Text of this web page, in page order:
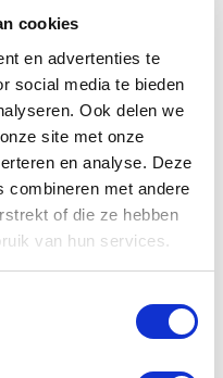
cookies
en advertenties te
social media te bieden
Ook delen we
site met onze
en analyse. Deze
combineren met andere
of die ze hebben
van hun services.